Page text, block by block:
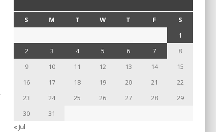
S M T W T F
S
1
2
3 4 5 6 7
8
9
10 11 12 13 14
15
16
17 18 19 20 21
22
23
24 25 26 27 28
29
30
31
« Jul